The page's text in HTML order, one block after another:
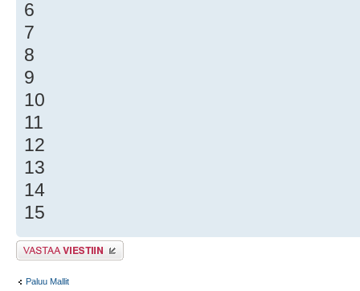
6
7
8
9
10
11
12
13
14
15
Lähetä vastaus
Paluu Mallit